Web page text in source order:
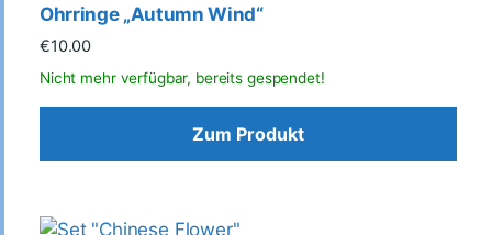
Ohrringe „Autumn Wind“
€10.00
Zum Produkt